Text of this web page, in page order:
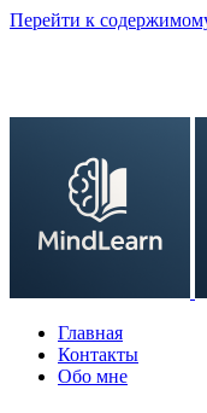
Перейти к
Главная
Контакты
Обо мне